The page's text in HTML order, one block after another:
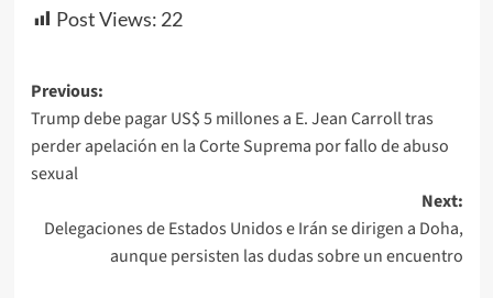
Post Views: 22
Previous:
Trump debe pagar US$ 5 millones a E. Jean Carroll tras
perder apelación en la Corte Suprema por fallo de abuso
sexual
Next:
Delegaciones de Estados Unidos e Irán se dirigen a Doha,
aunque persisten las dudas sobre un encuentro